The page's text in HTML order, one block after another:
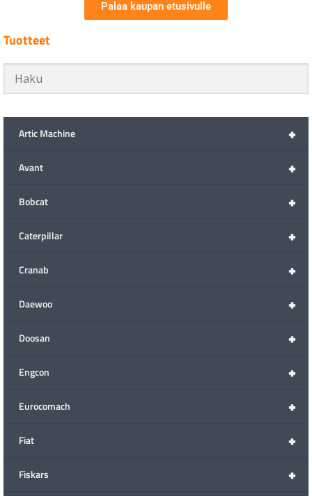
Palaa kaupan etusivulle
Tuotteet
+
Artic Machine
+
Avant
+
Bobcat
+
Caterpillar
+
Cranab
+
Daewoo
+
Doosan
+
Engcon
+
Eurocomach
+
Fiat
+
Fiskars